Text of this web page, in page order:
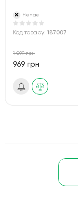
Немає
Код товару: 187007
1 099 грн
969 грн